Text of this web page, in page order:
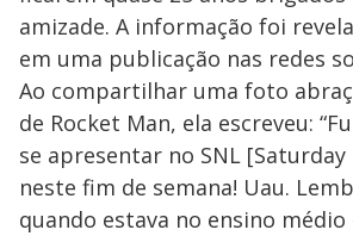
amizade. A informação foi
em uma publicação nas redes
Ao compartilhar uma foto
de Rocket Man, ela escreveu:
se apresentar no SNL
neste fim de semana! Uau.
quando estava no ensino médio